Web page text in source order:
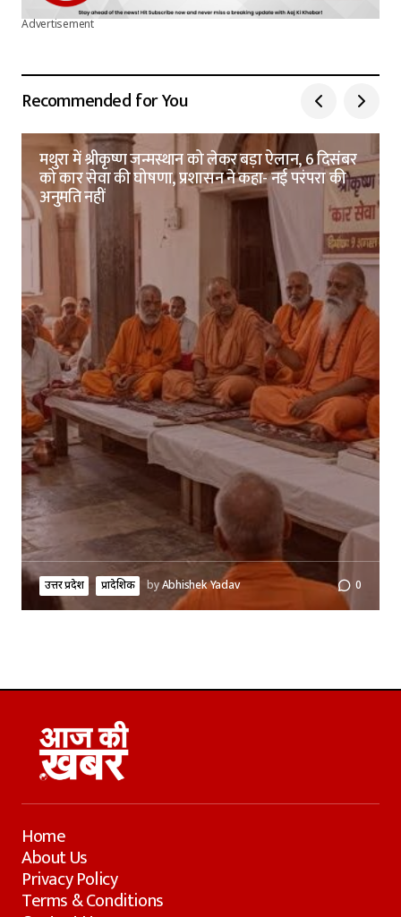
Advertisement
Recommended for You
मथुरा में श्रीकृष्ण जन्मस्थान को लेकर बड़ा ऐलान, 6 दिसंबर
को कार सेवा की घोषणा, प्रशासन ने कहा- नई परंपरा की
अनुमति नहीं
उत्तर प्रदेश प्रादेशिक byAbhishek Yadav 0
Home
About Us
Privacy Policy
Terms & Conditions